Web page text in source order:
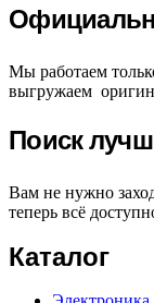
Мы работаем
выгружаем
Поиск
Вам не нужно
теперь всё
Каталог